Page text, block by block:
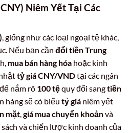
Niêm Yết Tại Các
, giống như các loại ngoại tệ khác,
Nếu bạn cần đổi tiền Trung
mua bán hàng hóa hoặc kinh
tỷ giá CNY/VNDtại các ngân
nắm rõ 100 tệquy đổi sangtiền
hàng sẽ có biểu tỷ giá niêm yết
mặt,giá mua chuyển khoảnvà
và chiến lược kinh doanh của